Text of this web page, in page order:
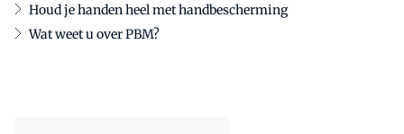
Houd je handen heel met handbescherming
Wat weet u over PBM?